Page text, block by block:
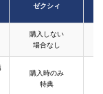
ゼクシィ
購入しない
場合なし
購入時のみ
特典